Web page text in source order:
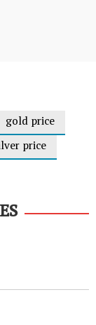
gold price
price